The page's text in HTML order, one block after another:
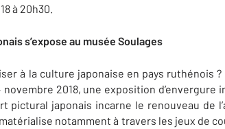
à 20h30.
s’expose au musée Soulages
à la culture japonaise en pays ruthénois
novembre 2018, une exposition d’envergure
pictural japonais incarne le renouveau de
notamment à travers les jeux de